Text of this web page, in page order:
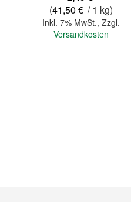
(41,50 € / 1 kg)
Inkl. 7% MwSt., Zzgl.
Versandkosten